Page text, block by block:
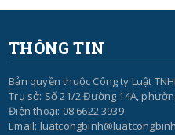
THÔNG TIN
Bản quyền thuộc Công ty Luật
Trụ sở: Số 21/2 Đường 14A,
Điện thoại: 08 6622 3939
Email: